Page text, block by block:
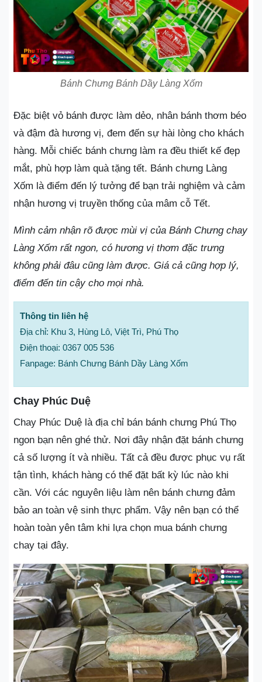
Bánh Chưng Bánh Dầy Làng Xốm
Đặc biệt vỏ bánh được làm dẻo, nhân bánh thơm béo
và đậm đà hương vị, đem đến sự hài lòng cho khách
hàng. Mỗi chiếc bánh chưng làm ra đều thiết kế đẹp
mắt, phù hợp làm quà tặng tết. Bánh chưng Làng
Xốm là điểm đến lý tưởng để bạn trải nghiệm và cảm
nhận hương vị truyền thống của mâm cỗ Tết.
Mình cảm nhận rõ được mùi vị của Bánh Chưng chay
Làng Xốm rất ngon, có hương vị thơm đặc trưng
không phải đâu cũng làm được. Giá cả cũng hợp lý,
điểm đến tin cậy cho mọi nhà.
Thông tin liên hệ
Địa chỉ: Khu 3, Hùng Lô, Việt Trì, Phú Thọ
Điện thoại: 0367 005 536
Fanpage: Bánh Chưng Bánh Dầy Làng Xốm
Chay Phúc Duệ
Chay Phúc Duệ là địa chỉ bán bánh chưng Phú Thọ
ngon bạn nên ghé thử. Nơi đây nhận đặt bánh chưng
cả số lượng ít và nhiều. Tất cả đều được phục vụ rất
tận tình, khách hàng có thể đặt bất kỳ lúc nào khi
cần. Với các nguyên liệu làm nên bánh chưng đảm
bảo an toàn vệ sinh thực phẩm. Vậy nên bạn có thể
hoàn toàn yên tâm khi lựa chọn mua bánh chưng
chay tại đây.